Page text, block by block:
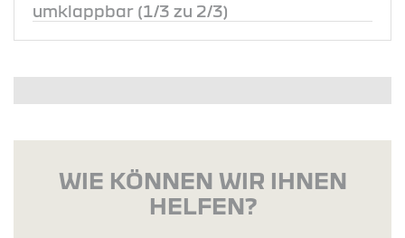
umklappbar (1/3 zu 2/3)
WIE KÖNNEN WIR IHNEN
HELFEN?